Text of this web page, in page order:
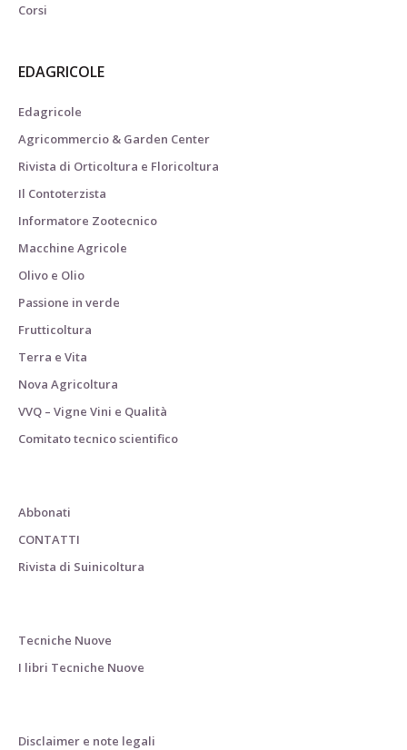
Corsi
EDAGRICOLE
Edagricole
Agricommercio & Garden Center
Rivista di Orticoltura e Floricoltura
Il Contoterzista
Informatore Zootecnico
Macchine Agricole
Olivo e Olio
Passione in verde
Frutticoltura
Terra e Vita
Nova Agricoltura
VVQ – Vigne Vini e Qualità
Comitato tecnico scientifico
Abbonati
CONTATTI
Rivista di Suinicoltura
Tecniche Nuove
I libri Tecniche Nuove
Disclaimer e note legali